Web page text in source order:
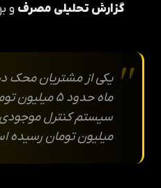
گزارش تحلیلی مصرف و
یکی از مشتریان محک
ماه حدود ۵
میلیون تومان رسیده